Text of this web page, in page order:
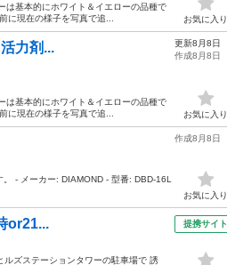
基本的にホワイト＆イエローの品種で
に現在の様子を写真で追...
お気に入り
力剤...
基本的にホワイト＆イエローの品種で
に現在の様子を写真で追...
更新8月8日
作成8月8日
お気に入り
- メーカー: DIAMOND - 型番: DBD-16L
作成8月8日
お気に入り
or21...
ズステーションタワーの駐車場で 誘
提携サイト